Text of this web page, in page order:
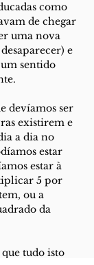
como
de chegar
uma nova
e
sentido
devíamos ser
existirem e
a dia no
estar
estar à
5 por
ou a
da
tudo isto